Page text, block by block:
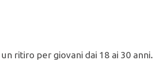
ritiro per giovani dai 18 ai 30 anni.